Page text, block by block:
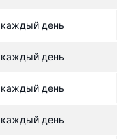
каждый день
каждый день
каждый день
каждый день